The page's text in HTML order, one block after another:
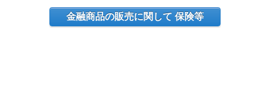
金融商品の販売に関して 保険等